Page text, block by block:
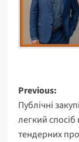
Post
Previous:
Публічні
легкий
тендерних